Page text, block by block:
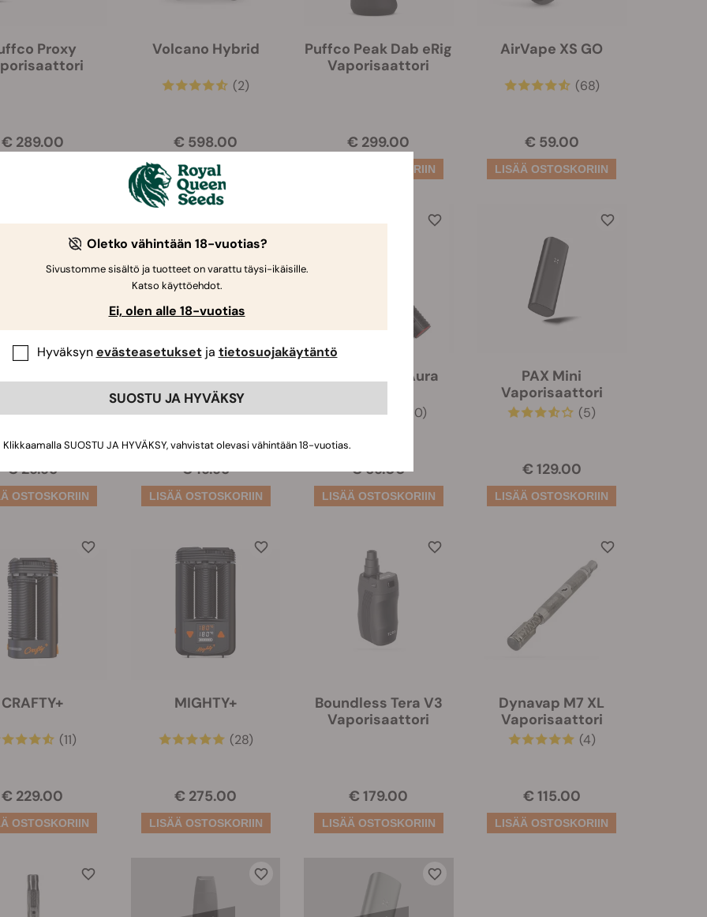
Proxy
€ 289.00
Volcano Hybrid
(2)
€ 598.00
Puffco Peak Dab eRig
Vaporisaattori
€ 299.00
AirVape XS GO
(68)
€ 59.00
(17)
€ 29.95
(4)
€ 19.95
Flowermate Aura
(60)
€ 69.00
PAX Mini
Vaporisaattori
(5)
€ 129.00
CRAFTY+
(11)
€ 229.00
MIGHTY+
(28)
€ 275.00
Boundless Tera V3
Vaporisaattori
€ 179.00
Dynavap M7 XL
Vaporisaattori
(4)
€ 115.00
Oletko vähintään 18-vuotias?
Sivustomme sisältö ja tuotteet on varattu täysi-ikäisille.
Katso käyttöehdot.
Ei, olen alle 18-vuotias
Hyväksynevästeasetuksetja tietosuojakäytäntö
SUOSTU JA HYVÄKSY
Klikkaamalla SUOSTU JA HYVÄKSY, vahvistat olevasi vähintään 18-vuotias.